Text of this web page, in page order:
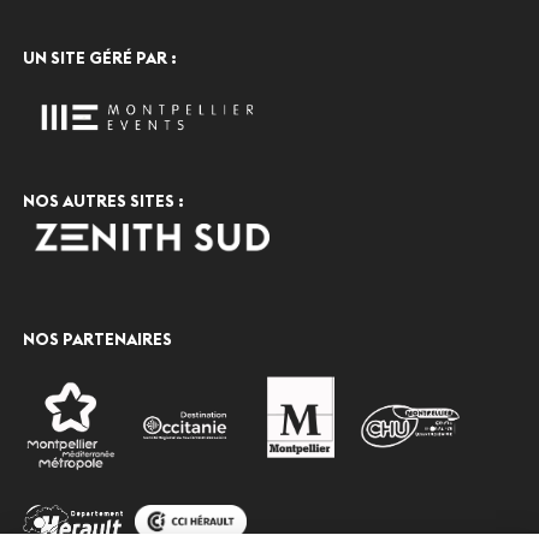
UN SITE GÉRÉ PAR :
NOS AUTRES SITES :
NOS PARTENAIRES